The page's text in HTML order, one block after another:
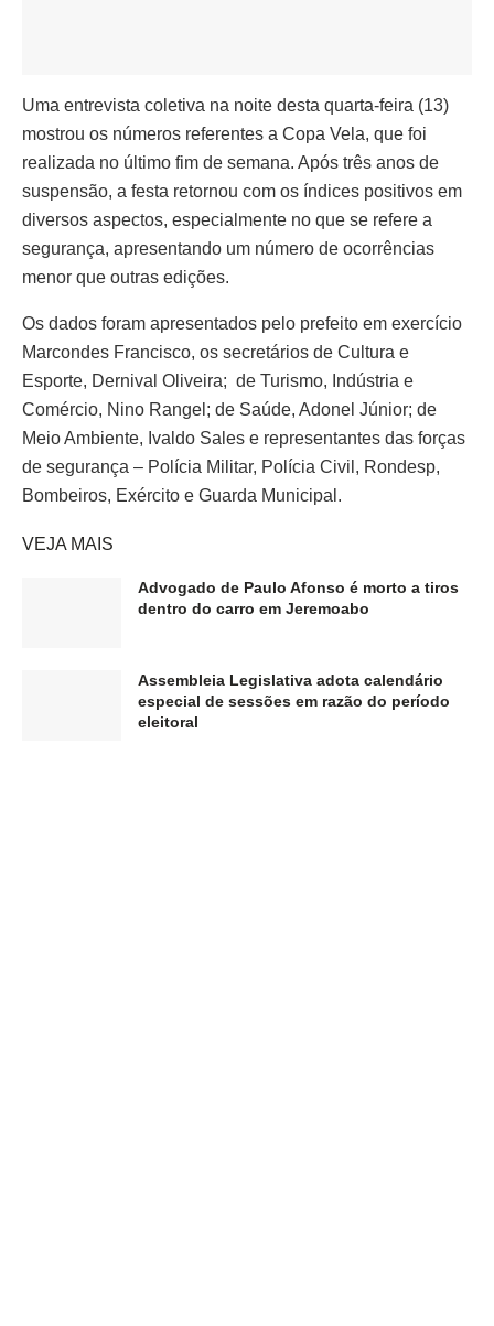
Uma entrevista coletiva na noite desta quarta-feira (13)
mostrou os números referentes a Copa Vela, que foi
realizada no último fim de semana. Após três anos de
suspensão, a festa retornou com os índices positivos em
diversos aspectos, especialmente no que se refere a
segurança, apresentando um número de ocorrências
menor que outras edições.
Os dados foram apresentados pelo prefeito em exercício
Marcondes Francisco, os secretários de Cultura e
Esporte, Dernival Oliveira; de Turismo, Indústria e
Comércio, Nino Rangel; de Saúde, Adonel Júnior; de
Meio Ambiente, Ivaldo Sales e representantes das forças
de segurança – Polícia Militar, Polícia Civil, Rondesp,
Bombeiros, Exército e Guarda Municipal.
VEJA MAIS
Advogado de Paulo Afonso é morto a tiros
dentro do carro em Jeremoabo
Assembleia Legislativa adota calendário
especial de sessões em razão do período
eleitoral